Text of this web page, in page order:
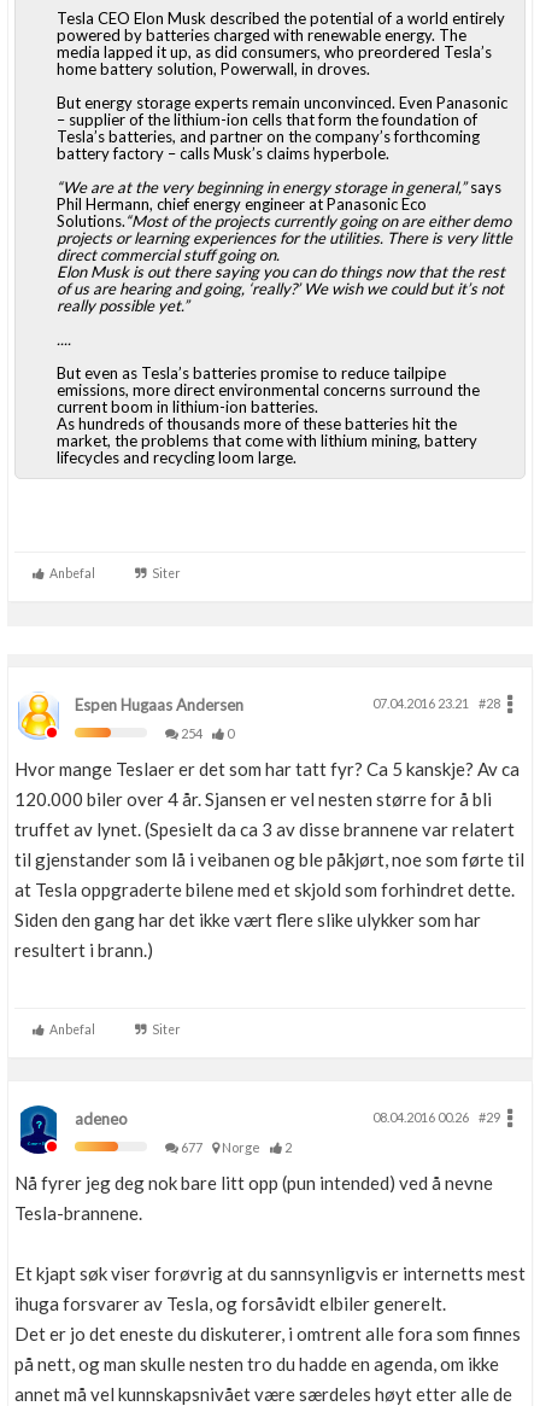
Tesla CEO Elon Musk described the potential of a world entirely
powered by batteries charged with renewable energy. The
media lapped it up, as did consumers, who preordered Tesla’s
home battery solution, Powerwall, in droves.
But energy storage experts remain unconvinced. Even Panasonic
– supplier of the lithium-ion cells that form the foundation of
Tesla’s batteries, and partner on the company’s forthcoming
battery factory – calls Musk’s claims hyperbole.
“We are at the very beginning in energy storage in general,”says
Phil Hermann, chief energy engineer at Panasonic Eco
Solutions.“Most of the projects currently going on are either demo
projects or learning experiences for the utilities. There is very little
direct commercial stuff going on.
Elon Musk is out there saying you can do things now that the rest
of us are hearing and going, ‘really?’ We wish we could but it’s not
really possible yet.”
....
But even as Tesla’s batteries promise to reduce tailpipe
emissions, more direct environmental concerns surround the
current boom in lithium-ion batteries.
As hundreds of thousands more of these batteries hit the
market, the problems that come with lithium mining, battery
lifecycles and recycling loom large.
Anbefal Siter
Espen Hugaas Andersen 07.04.2016 23.21
#28
254
0
Hvor mange Teslaer er det som har tatt fyr? Ca 5 kanskje? Av ca
120.000 biler over 4 år. Sjansen er vel nesten større for å bli
truffet av lynet. (Spesielt da ca 3 av disse brannene var relatert
til gjenstander som lå i veibanen og ble påkjørt, noe som førte til
at Tesla oppgraderte bilene med et skjold som forhindret dette.
Siden den gang har det ikke vært flere slike ulykker som har
resultert i brann.)
Anbefal Siter
adeneo 08.04.2016 00.26
#29
677
Norge 2
Nå fyrer jeg deg nok bare litt opp (pun intended) ved å nevne
Tesla-brannene.
Et kjapt søk viser forøvrig at du sannsynligvis er internetts mest
ihuga forsvarer av Tesla, og forsåvidt elbiler generelt.
Det er jo det eneste du diskuterer, i omtrent alle fora som finnes
på nett, og man skulle nesten tro du hadde en agenda, om ikke
annet må vel kunnskapsnivået være særdeles høyt etter alle de